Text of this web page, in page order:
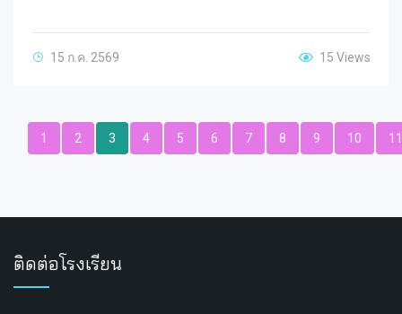
15 ก.ค. 2569 15 Views
1 2 3 4 5 6 7 8 9 10 11
ติดต่อโรงเรียน